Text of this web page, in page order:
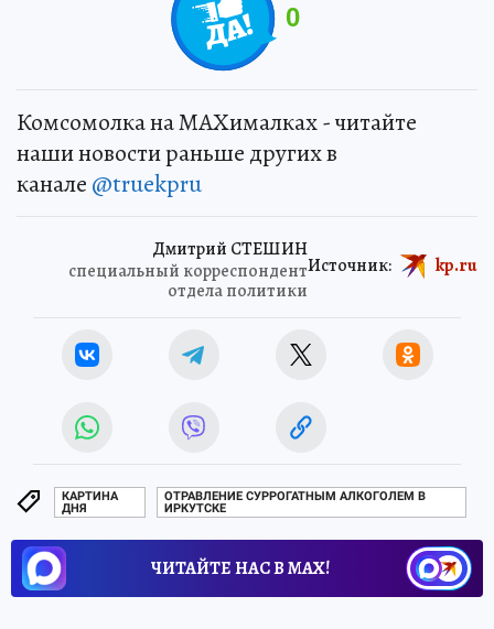
0
Комсомолка на MAXималках - читайте
наши новости раньше других в
канале @truekpru
Дмитрий СТЕШИН
специальный корреспондент
отдела политики
Источник: kp.ru
КАРТИНА
ДНЯ
ОТРАВЛЕНИЕ СУРРОГАТНЫМ АЛКОГОЛЕМ В
ИРКУТСКЕ
ЧИТАЙТЕ НАС В МАХ!